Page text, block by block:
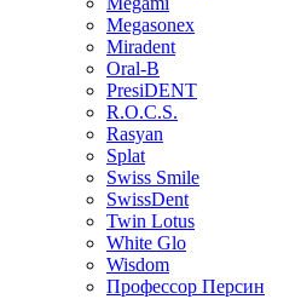
Megasonex
Miradent
Oral-B
PresiDENT
R.O.C.S.
Rasyan
Splat
Swiss Smile
SwissDent
Twin Lotus
White Glo
Wisdom
Профессор Персин